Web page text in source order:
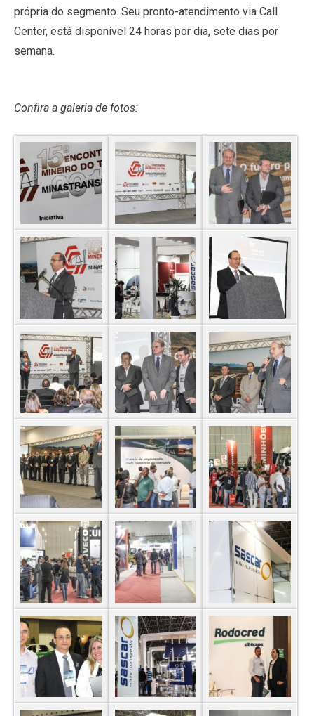
própria do segmento. Seu pronto-atendimento via Call
Center, está disponível 24 horas por dia, sete dias por
semana.
Confira a galeria de fotos: